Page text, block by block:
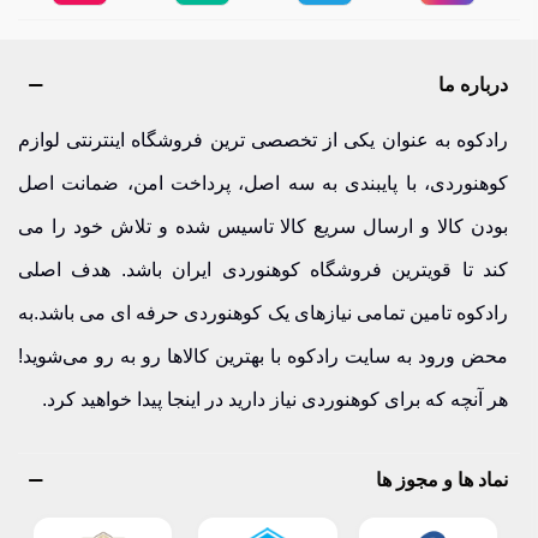
زیرانداز کیسه خواب چه کاربردی دارد؟
محافظت از کیسه خواب و جلوگیری از هدر رفتن گرما و کثیفی
زمین.
مدل‌های ضخیم با عایق حرارتی بالا بهترین گزینه‌اند.
برای پیمایش‌های طولانی بسیار مهم و تعیین‌کننده است.
درباره ما
رادکوه به عنوان یکی از تخصصی ترین فروشگاه اینترنتی لوازم
کوهنوردی، با پایبندی به سه اصل، پرداخت امن، ضمانت اصل
بودن کالا و ارسال سریع کالا تاسیس شده و تلاش خود را می
کند تا قویترین فروشگاه کوهنوردی ایران باشد. هدف اصلی
رادکوه تامین تمامی نیازهای یک کوهنوردی حرفه ای می باشد.به
محض ورود به سایت رادکوه با بهترین کالاها رو به رو می‌شوید!
هر آنچه که برای کوهنوردی نیاز دارید در اینجا پیدا خواهید کرد.
نماد ها و مجوز ها